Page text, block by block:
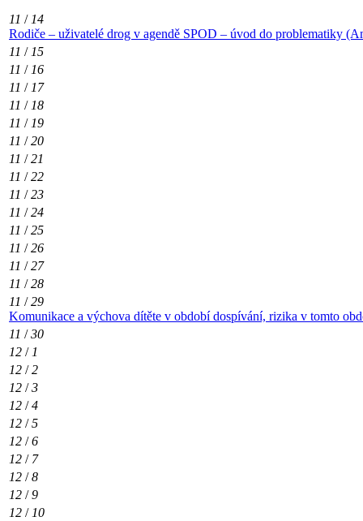
11 / 14
Rodiče – uživatelé drog v agendě SPOD – úvod do problematiky
11 / 15
11 / 16
11 / 17
11 / 18
11 / 19
11 /20
11 /21
11 /22
11 /23
11 /24
11 /25
11 /26
11 /27
11 /28
11 /29
Komunikace a výchova dítěte v období dospívání, rizika v tomto
11 /30
12 / 1
12 /2
12 /3
12 /4
12 /5
12 /6
12 / 7
12 /8
12 /9
12 / 10